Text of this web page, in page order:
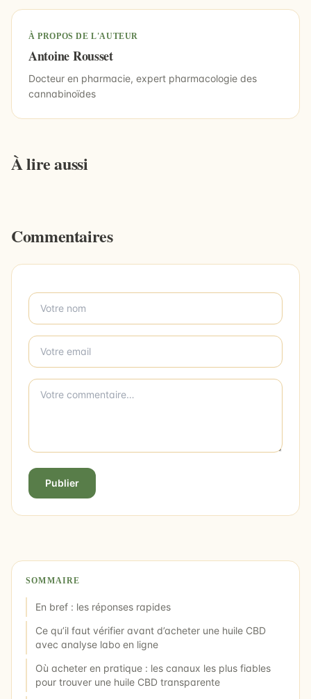
À PROPOS DE L'AUTEUR
Antoine Rousset
Docteur en pharmacie, expert pharmacologie des
cannabinoïdes
À lire aussi
Commentaires
Publier
SOMMAIRE
En bref : les réponses rapides
Ce qu’il faut vérifier avant d’acheter une huile CBD
avec analyse labo en ligne
Où acheter en pratique : les canaux les plus fiables
pour trouver une huile CBD transparente